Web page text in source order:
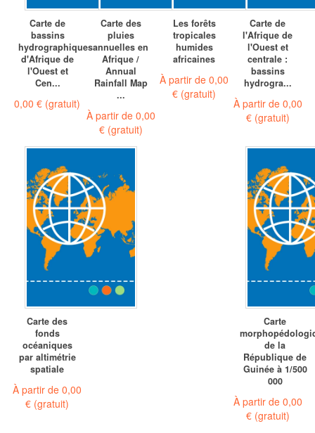
Carte de
bassins
hydrographiques
d'Afrique de
l'Ouest et
Cen...
0,00 € (gratuit)
Carte des
pluies
annuelles en
Afrique /
Annual
Rainfall Map
...
À partir de 0,00
€ (gratuit)
Les forêts
tropicales
humides
africaines
À partir de0,00
€ (gratuit)
Carte de
l'Afrique de
l'Ouest et
centrale :
bassins
hydrogra...
À partir de 0,00
€ (gratuit)
Carte des
fonds
océaniques
par altimétrie
spatiale
À partir de0,00
€ (gratuit)
Carte
de la
République de
Guinée à 1/500
000
À partir de 0,00
€ (gratuit)